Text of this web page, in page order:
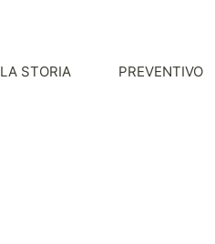
LA STORIA PREVENTIVO